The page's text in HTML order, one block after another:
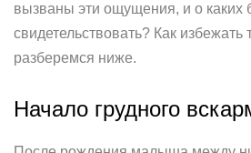
вызваны эти ощущения, и о каких
свидетельствовать? Как
разберемся ниже.
Начало грудного